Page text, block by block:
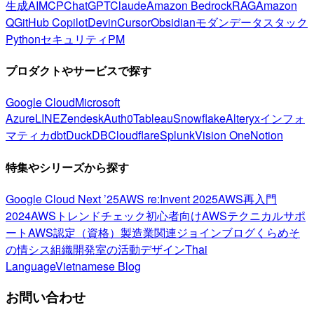
生成AIMCPChatGPTClaudeAmazon BedrockRAGAmazon
QGitHub CopilotDevinCursorObsidianモダンデータスタック
PythonセキュリティPM
プロダクトやサービスで探す
Google CloudMicrosoft
AzureLINEZendeskAuth0TableauSnowflakeAlteryxインフォ
マティカdbtDuckDBCloudflareSplunkVision OneNotion
特集やシリーズから探す
Google Cloud Next ’25AWS re:Invent 2025AWS再入門
2024AWSトレンドチェック初心者向けAWSテクニカルサポ
ートAWS認定（資格） 製造業関連ジョインブログくらめそ
の情シス組織開発室の活動デザインThai
LanguageVietnamese Blog
お問い合わせ